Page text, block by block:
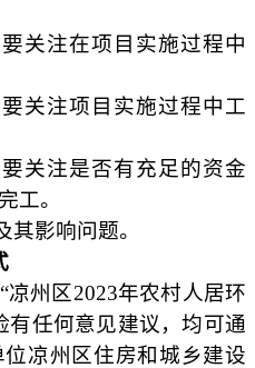
关注在项目实施过程中
关注项目实施过程中工
关注是否有充足的资金
工。
其影响问题。
“凉州区2023年农村人居环
有任何意见建议，均可通
凉州区住房和城乡建设